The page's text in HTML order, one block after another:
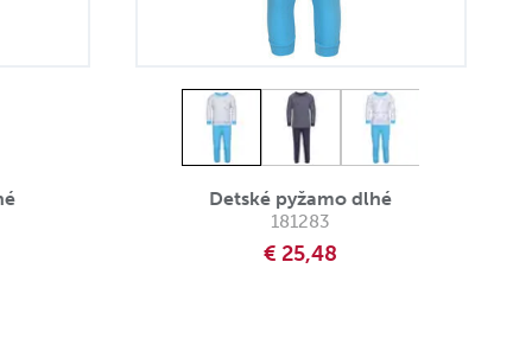
Detské pyžamo dlhé
181283
€ 25,48